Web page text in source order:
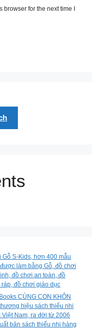
for the next time I
S-Kids, hơn 400 mẫu
làm bằng Gỗ, đồ chơi
đồ chơi an toàn, đồ
đồ chơi giáo dục
CÙNG CON KHÔN
hiệu sách thiếu nhi
Việt Nam, ra đời từ 2006
bản sách thiếu nhi hàng